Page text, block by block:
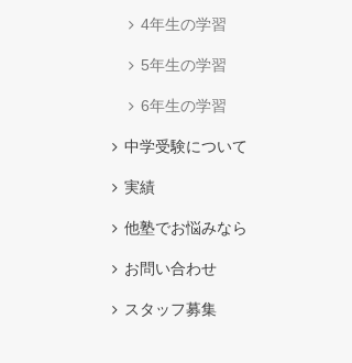
4年生の学習
5年生の学習
6年生の学習
中学受験について
実績
他塾でお悩みなら
お問い合わせ
スタッフ募集